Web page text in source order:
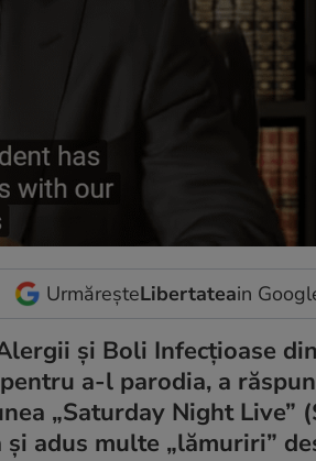
UrmăreșteLibertateain
și Boli Infecțioase
a-l parodia, a
„Saturday Night Live”
adus multe „lămuriri”